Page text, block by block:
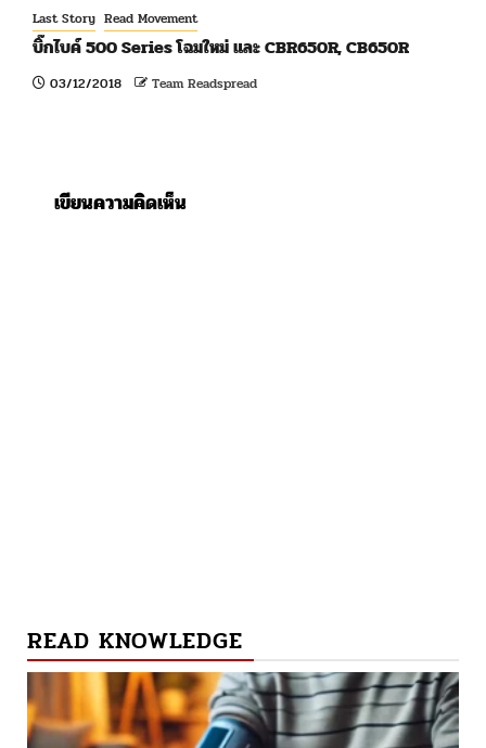
Last Story Read Movement
บิ๊กไบค์ 500 Series โฉมใหม่ และ CBR650R, CB650R
03/12/2018 Team Readspread
เขียนความคิดเห็น
READ KNOWLEDGE